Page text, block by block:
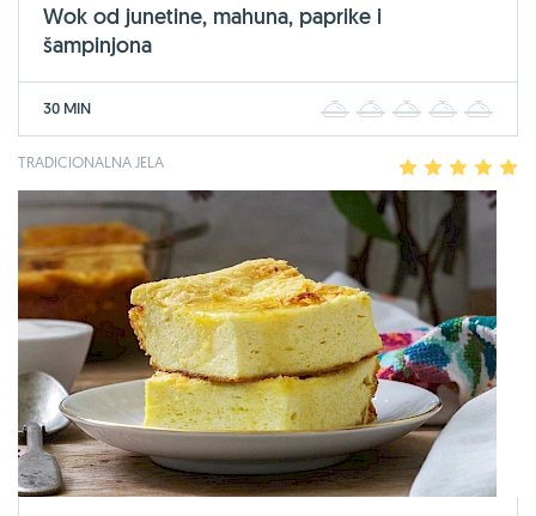
Wok od junetine, mahuna, paprike i
šampinjona
30 MIN 2 3 4
TRADICIONALNA JELA 2 3 4